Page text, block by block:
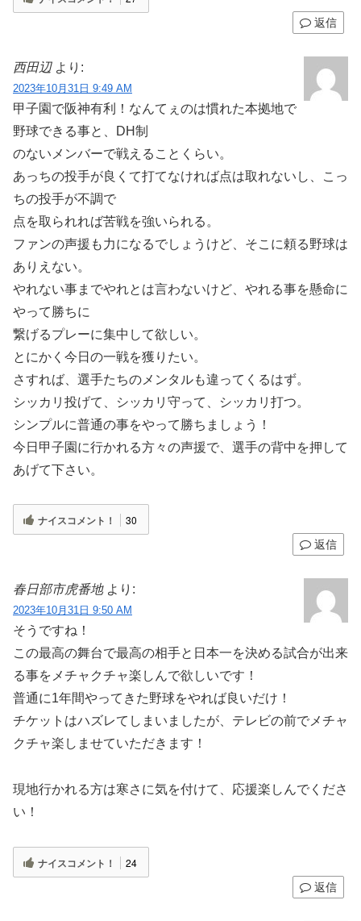
返信
西田辺 より:
2023年10月31日 9:49 AM
甲子園で阪神有利！なんてぇのは慣れた本拠地で
野球できる事と、DH制
のないメンバーで戦えることくらい。
あっちの投手が良くて打てなければ点は取れないし、こっ
ちの投手が不調で
点を取られれば苦戦を強いられる。
ファンの声援も力になるでしょうけど、そこに頼る野球は
ありえない。
やれない事までやれとは言わないけど、やれる事を懸命に
やって勝ちに
繋げるプレーに集中して欲しい。
とにかく今日の一戦を獲りたい。
さすれば、選手たちのメンタルも違ってくるはず。
シッカリ投げて、シッカリ守って、シッカリ打つ。
シンプルに普通の事をやって勝ちましょう！
今日甲子園に行かれる方々の声援で、選手の背中を押して
あげて下さい。
ナイスコメント！ 30
返信
春日部市虎番地 より:
2023年10月31日 9:50 AM
そうですね！
この最高の舞台で最高の相手と日本一を決める試合が出来
る事をメチャクチャ楽しんで欲しいです！
普通に1年間やってきた野球をやれば良いだけ！
チケットはハズレてしまいましたが、テレビの前でメチャ
クチャ楽しませていただきます！
現地行かれる方は寒さに気を付けて、応援楽しんでくださ
い！
ナイスコメント！ 24
返信